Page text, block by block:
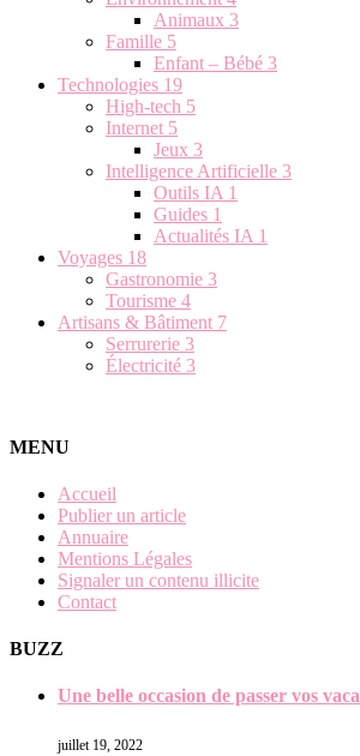
Animaux 3
Famille 5
Enfant – Bébé 3
Technologies 19
High-tech 5
Internet 5
Jeux 3
Intelligence Artificielle 3
Outils IA 1
Guides 1
Actualités IA 1
Voyages 18
Gastronomie 3
Tourisme 4
Artisans & Bâtiment 7
Serrurerie 3
Électricité 3
MENU
Accueil
Publier un article
Annuaire
Mentions Légales
Signaler un contenu illicite
Contact
BUZZ
Une belle occasion de passer vos
juillet 19, 2022